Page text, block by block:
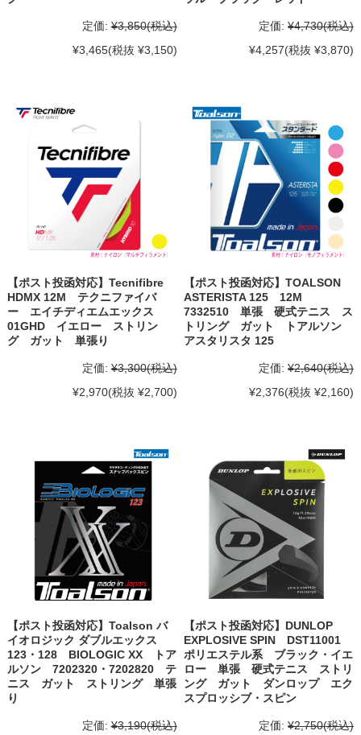
定価: ¥3,850(税込)
¥3,465(税抜 ¥3,150)
定価: ¥4,730(税込)
¥4,257(税抜 ¥3,870)
【ポスト投函対応】Tecnifibre
HDMX 12M テクニファイバ
ー エイチディエムエックス
01GHD イエロー ストリン
グ ガット 単張り
定価: ¥3,300(税込)
¥2,970(税抜 ¥2,700)
【ポスト投函対応】TOALSON
ASTERISTA 125 12M
7332510 単張 硬式テニス ス
トリング ガット トアルソン
アスタリスタ 125
定価: ¥2,640(税込)
¥2,376(税抜 ¥2,160)
【ポスト投函対応】Toalson バ
イオロジック ダブルエックス
123・128 BIOLOGIC XX トア
ルソン 7202320・7202820 テ
ニス ガット ストリング 単張
り
定価: ¥3,190(税込)
【ポスト投函対応】DUNLOP
EXPLOSIVE SPIN DST11001
ポリエステル系 ブラック・イエ
ロー 単張 硬式テニス ストリ
ング ガット ダンロップ エク
スプロッシブ・スピン
定価: ¥2,750(税込)